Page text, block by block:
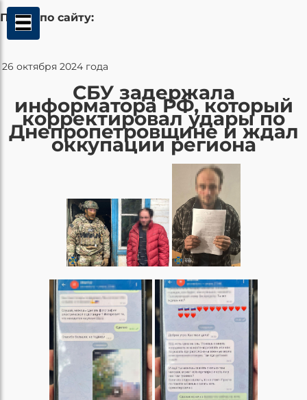
Поиск по сайту:
26 октября 2024 года
СБУ задержала
информатора РФ, который
корректировал удары по
Днепропетровщине и ждал
оккупации региона